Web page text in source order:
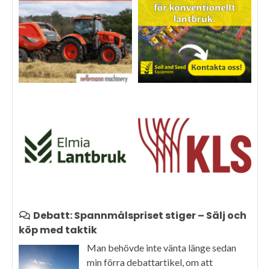
Debatt: Spannmålspriset stiger – Sälj och
köp med taktik
Man behövde inte vänta länge sedan
min förra debattartikel, om att